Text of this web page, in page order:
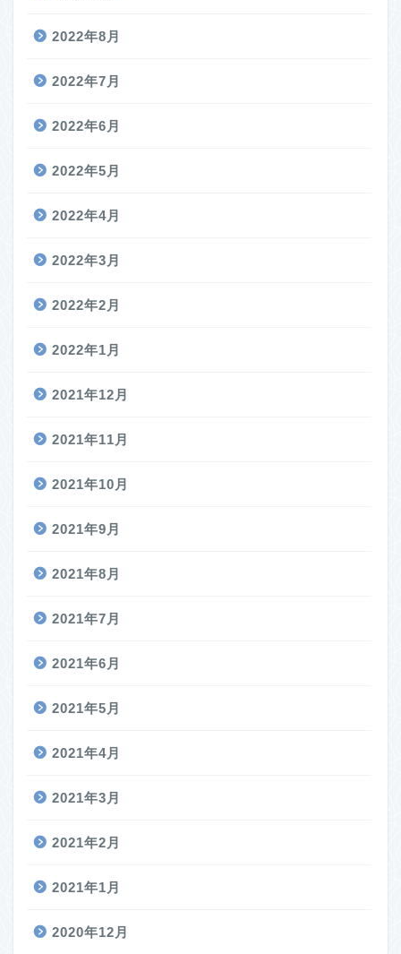
2022年8月
2022年7月
2022年6月
2022年5月
2022年4月
2022年3月
2022年2月
2022年1月
2021年12月
2021年11月
2021年10月
2021年9月
2021年8月
2021年7月
2021年6月
2021年5月
2021年4月
2021年3月
2021年2月
2021年1月
2020年12月